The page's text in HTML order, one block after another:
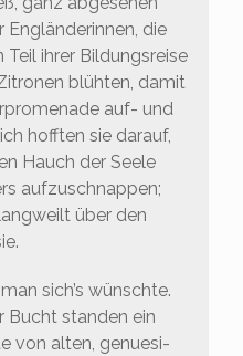
die
ihrer Bil­dungs­rei­se
blüh­ten, damit
auf- und
hoff­ten sie dar­auf,
Hauch der See­le
auf­zu­schnap­pen;
über den
sich’s wünsch­te.
Bucht stan­den ein
von alten, genue­si­